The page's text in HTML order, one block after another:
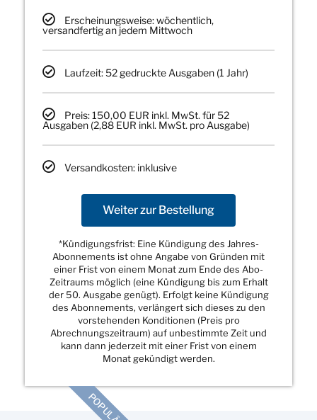
Erscheinungsweise: wöchentlich,
versandfertig an jedem Mittwoch
Laufzeit: 52 gedruckte Ausgaben (1 Jahr)
Preis: 150,00 EUR inkl. MwSt. für 52
Ausgaben (2,88 EUR inkl. MwSt. pro Ausgabe)
Versandkosten: inklusive
Weiter zur Bestellung
*Kündigungsfrist: Eine Kündigung des Jahres-
Abonnements ist ohne Angabe von Gründen mit
einer Frist von einem Monat zum Ende des Abo-
Zeitraums möglich (eine Kündigung bis zum Erhalt
der 50. Ausgabe genügt). Erfolgt keine Kündigung
des Abonnements, verlängert sich dieses zu den
vorstehenden Konditionen (Preis pro
Abrechnungszeitraum) auf unbestimmte Zeit und
kann dann jederzeit mit einer Frist von einem
Monat gekündigt werden.
POPULÄR